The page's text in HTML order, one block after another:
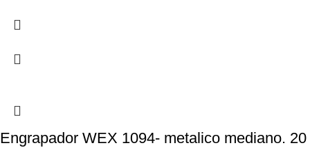
Engrapador WEX 1094- metalico mediano. 20